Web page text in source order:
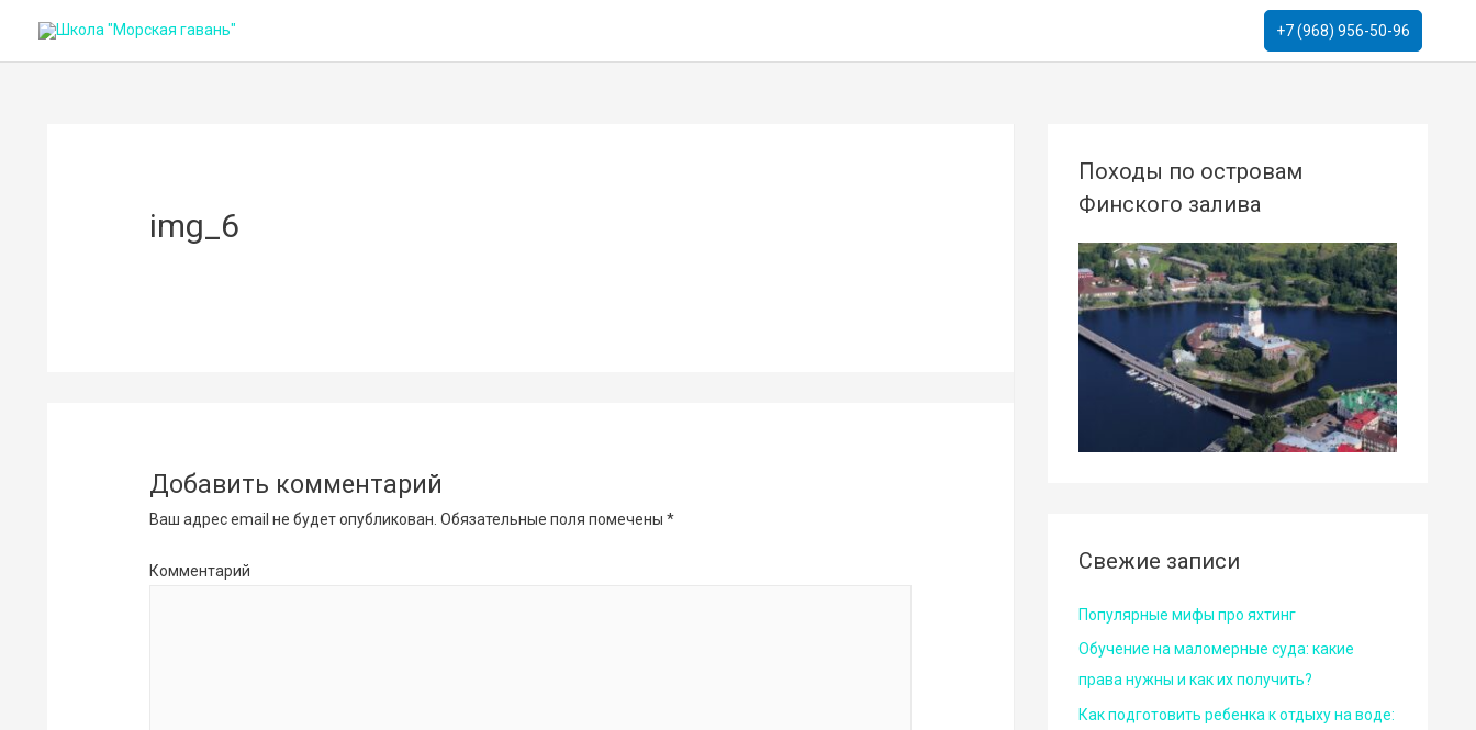
+7 (968) 956-50-96
img_6
Добавить комментарий
Ваш адрес email не будет опубликован. Обязательные поля помечены *
Комментарий
Походы по островам
Финского залива
Свежие записи
Популярные мифы про яхтинг
Обучение на маломерные суда: какие
права нужны и как их получить?
Как подготовить ребенка к отдыху на воде: